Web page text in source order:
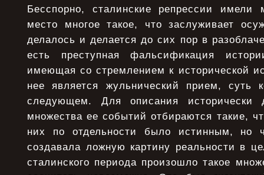
Бесспорно, сталинские репрессии
место многое такое, что заслуживает
делалось и делается до сих пор в
есть преступная фальсификация
имеющая со стремлением к исторической
нее является жульнический прием, суть
следующем. Для описания исторически
множества ее событий отбираются такие,
них по отдельности было истинным, но
создавала ложную картину реальности в
сталинского периода произошло такое